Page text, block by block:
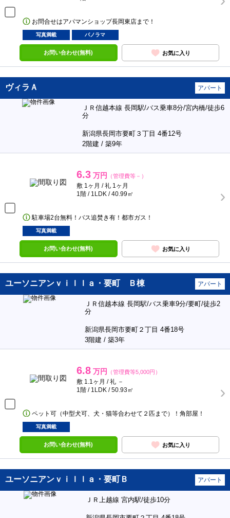
お問合せはアパマンショップ長岡東店まで！
写真満載 パノラマ
お問い合わせ(無料) お気に入り
ヴィラＡ アパート
ＪＲ信越本線 長岡駅/バス乗車8分/宮内橋/徒歩6
分
新潟県長岡市要町３丁目 4番12号
2階建 / 築9年
6.3 万円 （管理費等－）
敷 1ヶ月 / 礼 1ヶ月
1階 / 1LDK / 40.99㎡
駐車場2台無料！バス追焚き有！都市ガス！
写真満載
お問い合わせ(無料) お気に入り
ユーソニアンｖｉｌｌａ・要町 Ｂ棟 アパート
ＪＲ信越本線 長岡駅/バス乗車9分/要町/徒歩2
分
新潟県長岡市要町２丁目 4番18号
3階建 / 築3年
6.8 万円 （管理費等5,000円）
敷 1.1ヶ月 / 礼 －
1階 / 1LDK / 50.93㎡
ペット可（中型犬可、犬・猫等合わせて２匹まで）！角部屋！
写真満載
お問い合わせ(無料) お気に入り
ユーソニアンｖｉｌｌａ・要町Ｂ アパート
ＪＲ上越線 宮内駅/徒歩10分